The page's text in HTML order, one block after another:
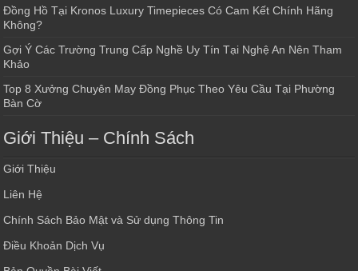
Đồng Hồ Tại Kronos Luxury Timepieces Có Cam Kết Chính Hãng
Không?
Gợi Ý Các Trường Trung Cấp Nghề Uy Tín Tại Nghệ An Nên Tham
Khảo
Top 8 Xưởng Chuyên May Đồng Phục Theo Yêu Cầu Tại Phường
Bàn Cờ
Giới Thiệu – Chính Sách
Giới Thiệu
Liên Hệ
Chính Sách Bảo Mật và Sử dụng Thông Tin
Điều Khoản Dịch Vụ